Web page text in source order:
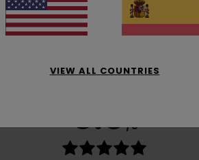
5.0/5
VIEW ALL COUNTRIES